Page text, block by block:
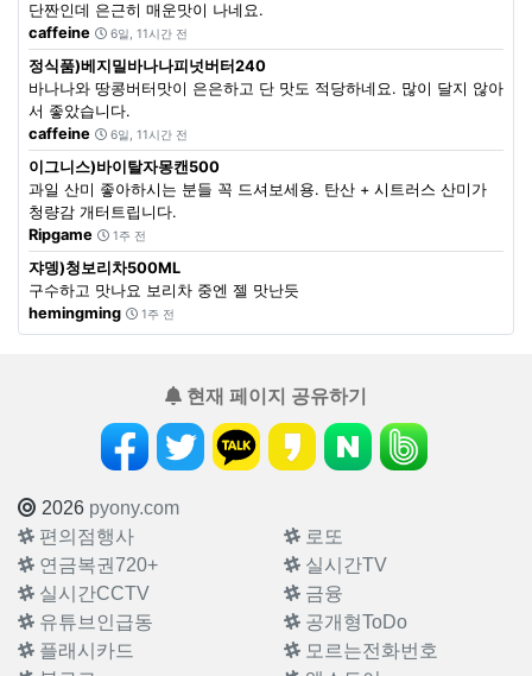
단짠인데 은근히 매운맛이 나네요.
caffeine
6일, 11시간 전
정식품)베지밀바나나피넛버터240
바나나와 땅콩버터맛이 은은하고 단 맛도 적당하네요. 많이 달지 않아
서 좋았습니다.
caffeine
6일, 11시간 전
이그니스)바이탈자몽캔500
과일 산미 좋아하시는 분들 꼭 드셔보세용. 탄산 + 시트러스 산미가
청량감 개터트립니다.
Ripgame
1주 전
쟈뎅)청보리차500ML
구수하고 맛나요 보리차 중엔 젤 맛난듯
hemingming
1주 전
현재 페이지 공유하기
2026 pyony.com
편의점행사
로또
연금복권720+
실시간TV
실시간CCTV
금융
유튜브인급동
공개형ToDo
플래시카드
모르는전화번호